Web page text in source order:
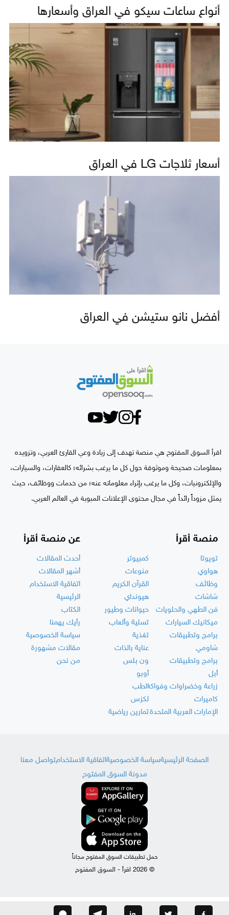
أنواع ساعات سيكو في العراق وأسعارها
أسعار ثلاجات LG في العراق
أفضل نانو ستيشن في العراق
اقرأ السوق المفتوح هي منصة تهدف إلى زيادة وعي القارئ العربي، وتزويده
بمعلومات صحيحة وموثوقة حول كل ما يرغب بشرائه؛ كالعقارات، والسيارات،
والإلكترونيات، وكل ما يرغب بإثراء معلوماته عنه؛ من خدمات ووظائف، حيث
يمثل مزوداً رائداً في مجال محتوى الإعلانات المبوبة في العالم العربي.
منصة أقرأ
تويوتا
كمبيوتر
هواوي
منوعات
وظائف
القرآن الكريم
شاشات
هيونداي
فن الطهي والحلويات
حيوانات وطيور
ميكانيك السيارات
تسلية وألعاب
برامج وتطبيقات
تغذية
شاومي
عناية بالذات
برامج وتطبيقات
ون بلس
أبل
أوبو
زراعة وخضراوات وفواكهالطب
كاميرات
لكزس
الإمارات العربية المتحدةتمارين رياضية
عن منصة أقرأ
أحدث المقالات
أشهر المقالات
اتفاقية الاستخدام
الرئيسية
الكتاب
رأيك يهمنا
سياسة الخصوصية
مقالات مشهورة
من نحن
الصفحة الرئيسيةسياسة الخصوصيةاتفاقية الاستخدامتواصل معنا
مدونة السوق المفتوح
حمل تطبيقات السوق المفتوح مجاناً
© 2026 اقرأ - السوق المفتوح